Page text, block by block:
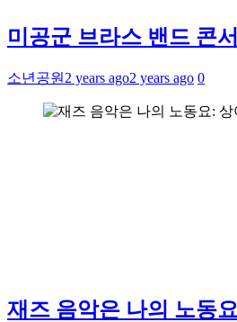
미공군 브라스 밴드 콘
소년공원 2 years ago2 years ago 0
재즈 음악은 나의 노동